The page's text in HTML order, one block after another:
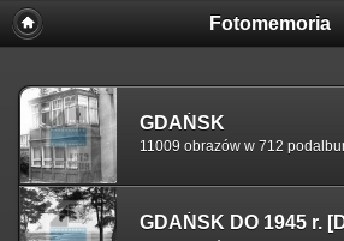
Fotomemoria
GDAŃSK
11009 obrazów w 712